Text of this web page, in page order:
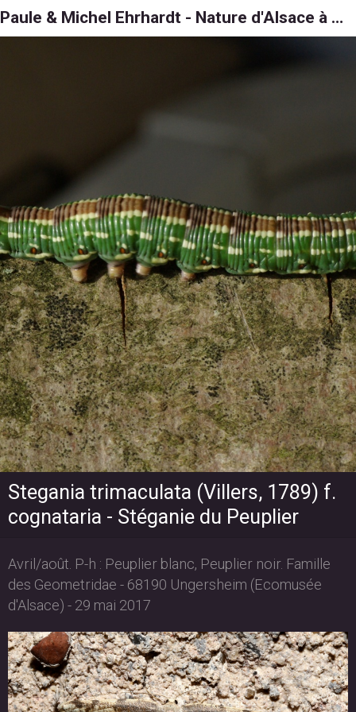
Paule & Michel Ehrhardt - Nature d'Alsace à 6, 8 et 1000 pattes
Stegania trimaculata (Villers, 1789) f.
cognataria - Stéganie du Peuplier
Avril/août. P-h : Peuplier blanc, Peuplier noir. Famille
des Geometridae - 68190 Ungersheim (Ecomusée
d'Alsace) - 29 mai 2017